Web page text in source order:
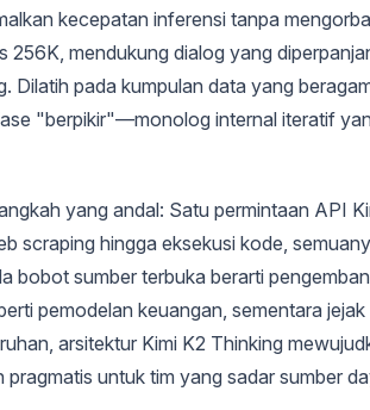
kecepatan inferensi tanpa
256K, mendukung dialog yang
Dilatih pada kumpulan data yang
"berpikir"—monolog internal iteratif
yang andal: Satu permintaan API
scraping hingga eksekusi kode,
bobot sumber terbuka berarti
pemodelan keuangan, sementara
arsitektur Kimi K2 Thinking
untuk tim yang sadar sumber